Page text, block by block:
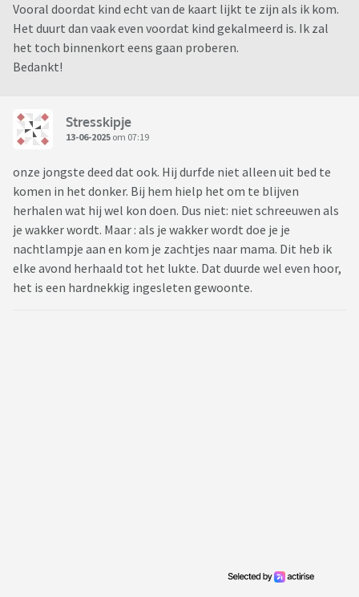
Vooral doordat kind echt van de kaart lijkt te zijn als ik kom.
Het duurt dan vaak even voordat kind gekalmeerd is. Ik zal
het toch binnenkort eens gaan proberen.
Bedankt!
Stresskipje
13-06-2025 om 07:19
onze jongste deed dat ook. Hij durfde niet alleen uit bed te
komen in het donker. Bij hem hielp het om te blijven
herhalen wat hij wel kon doen. Dus niet: niet schreeuwen als
je wakker wordt. Maar : als je wakker wordt doe je je
nachtlampje aan en kom je zachtjes naar mama. Dit heb ik
elke avond herhaald tot het lukte. Dat duurde wel even hoor,
het is een hardnekkig ingesleten gewoonte.